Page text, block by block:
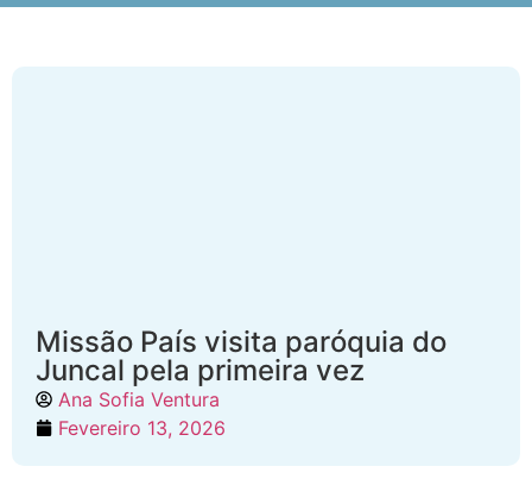
Missão País visita paróquia do
Juncal pela primeira vez
Ana Sofia Ventura
Fevereiro 13, 2026